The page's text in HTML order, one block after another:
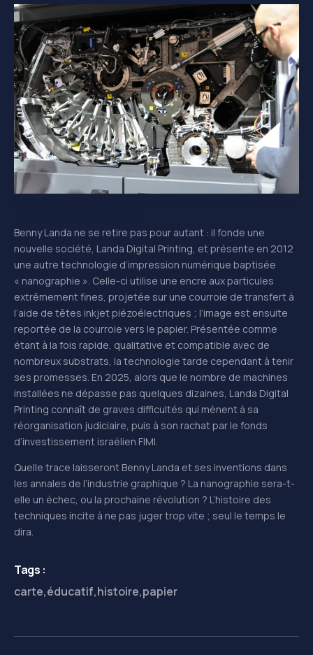
Benny Landa ne se retire pas pour autant : il fonde une
nouvelle société, Landa Digital Printing, et présente en 2012
une autre technologie d’impression numérique baptisée
« nanographie ». Celle-ci utilise une encre aux particules
extrêmement fines, projetée sur une courroie de transfert à
l’aide de têtes inkjet piézoélectriques ; l’image est ensuite
reportée de la courroie vers le papier. Présentée comme
étant à la fois rapide, qualitative et compatible avec de
nombreux substrats, la technologie tarde cependant à tenir
ses promesses. En 2025, alors que le nombre de machines
installées ne dépasse pas quelques dizaines, Landa Digital
Printing connaît de graves difficultés qui mènent à sa
réorganisation judiciaire, puis à son rachat par le fonds
d’investissement israélien FIMI.
Quelle trace laisseront Benny Landa et ses inventions dans
les annales de l’industrie graphique ? La nanographie sera-t-
elle un échec, ou la prochaine révolution ? L’histoire des
techniques incite à ne pas juger trop vite ; seul le temps le
dira.
Tags :
carte,éducatif,histoire,papier